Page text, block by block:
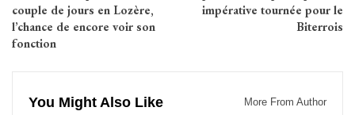
couple de jours en Lozère,
l’chance de encore voir son
fonction
impérative tournée pour le
Biterrois
You Might Also Like More From Author